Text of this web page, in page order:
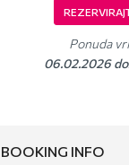
Ponuda
06.02.2026
BOOKING INFO